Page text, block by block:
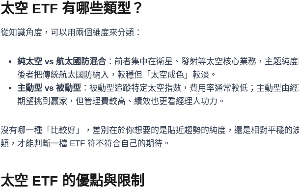
太空 ETF 有哪些類型？
從知識角度，可以用兩個維度來分類：
純太空 vs 航太國防混合 ：前者集中在衛星、發射等太空核心業務，主題純度
後者把傳統航太國防納入，較穩但「太空成色」較淡。
主動型 vs 被動型 ：被動型追蹤特定太空指數，費用率通常較低；主動型由經
期望挑到贏家，但管理費較高、績效也更看經理人功力。
沒有哪一種「比較好」，差別在於你想要的是貼近趨勢的純度，還是相對平穩的
類，才能判斷一檔 ETF 符不符合自己的期待。
太空 ETF 的優點與限制